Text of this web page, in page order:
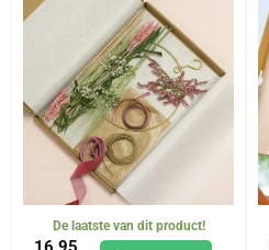
De laatste van dit product!